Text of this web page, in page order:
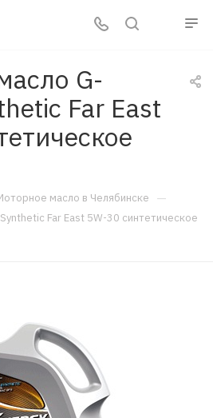
G-
Far East
масло в Челябинске —
Far East 5W-30 синтетическое